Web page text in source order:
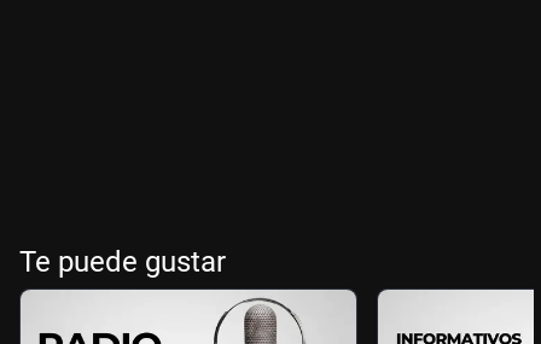
Te puede gustar